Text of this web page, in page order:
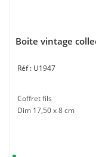
Boite vintage
U1947
Coffret fils
Dim 17,50 x 8 cm